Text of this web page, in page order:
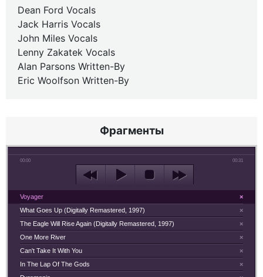
Dean Ford Vocals
Jack Harris Vocals
John Miles Vocals
Lenny Zakatek Vocals
Alan Parsons Written-By
Eric Woolfson Written-By
Фрагменты
00:00 00:31
×
Voyager
×
What Goes Up (Digitally Remastered, 1997)
×
The Eagle Will Rise Again (Digitally Remastered, 1997)
×
One More River
×
Can't Take It With You
×
In The Lap Of The Gods